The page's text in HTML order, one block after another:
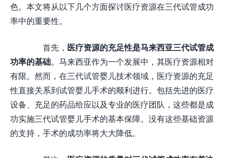
色。本文将从以下几个方面探讨医疗资源在三代试管成功
率中的重要性。
首先， 医疗资源的充足性是马来西亚三代试管成
功率的基础。马来西亚作为一个发展中，其医疗资源相对
有限。然而，在三代试管婴儿技术领域，医疗资源的充足
性直接关系到试管婴儿手术的顺利进行。包括先进的医疗
设备、充足的药品给应以及专业的医疗团队，这些都是成
功实施三代试管婴儿手术的基本保障。没有这些基础资源
的支持，手术的成功率将大大降低。